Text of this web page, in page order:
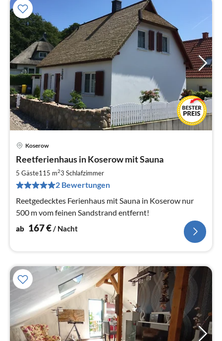
Koserow
Reetferienhaus in Koserow mit Sauna
5 Gäste115 m23 Schlafzimmer
2 Bewertungen
Reetgedecktes Ferienhaus mit Sauna in Koserow nur
500 m vom feinen Sandstrand entfernt!
ab 167€/ Nacht